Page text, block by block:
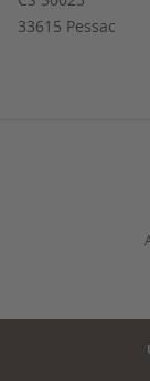
33615 Pessac